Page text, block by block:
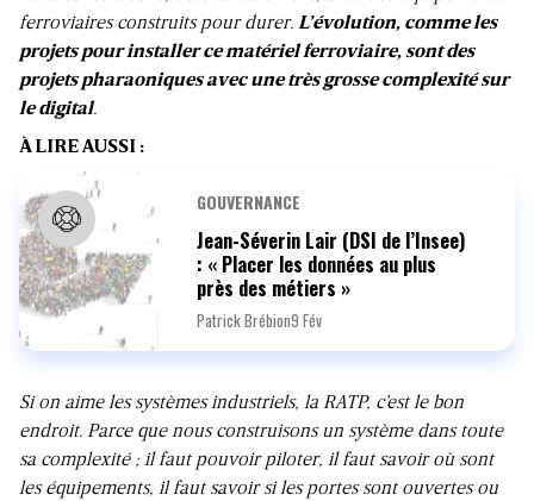
ferroviaires construits pour durer. L’évolution, comme les
projets pour installer ce matériel ferroviaire, sont des
projets pharaoniques avec une très grosse complexité sur
le digital.
À LIRE AUSSI :
GOUVERNANCE
Jean-Séverin Lair (DSI de l’Insee)
: « Placer les données au plus
près des métiers »
Patrick Brébion9 Fév
Si on aime les systèmes industriels, la RATP, c’est le bon
endroit. Parce que nous construisons un système dans toute
sa complexité ; il faut pouvoir piloter, il faut savoir où sont
les équipements, il faut savoir si les portes sont ouvertes ou